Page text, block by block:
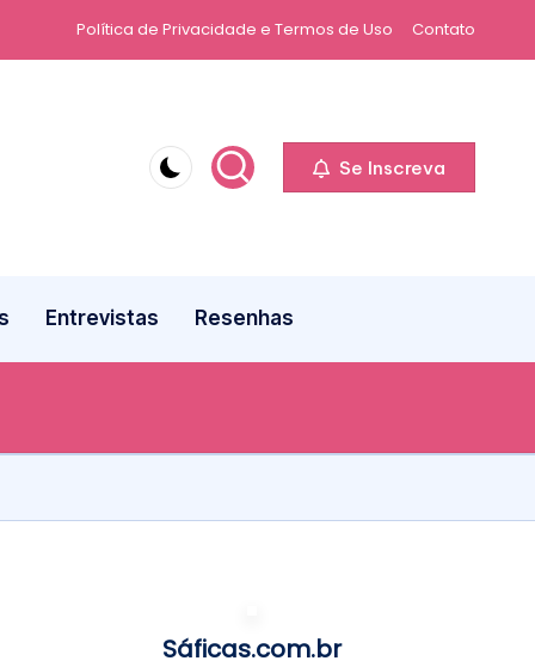
Política de Privacidade e Termos de Uso Contato
Se Inscreva
Entrevistas Resenhas
Sáficas.com.br